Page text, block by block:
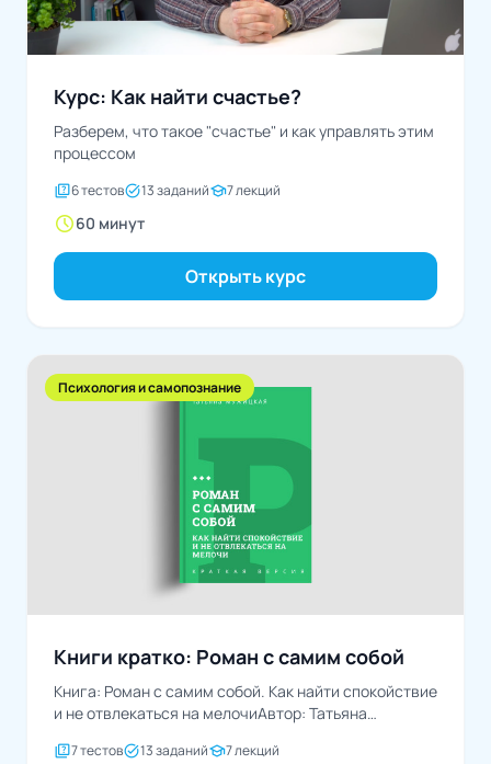
Курс: Как найти счастье?
Разберем, что такое "счастье" и как управлять этим
процессом
quiz6 тестовtask_alt13 заданийschool7 лекций
schedule60 минут
Открыть курс
Психология и самопознание
Книги кратко: Роман с самим собой
Книга: Роман с самим собой. Как найти спокойствие
и не отвлекаться на мелочиАвтор: Татьяна
quiz7 тестовtask_alt13 заданийschool7 лекций